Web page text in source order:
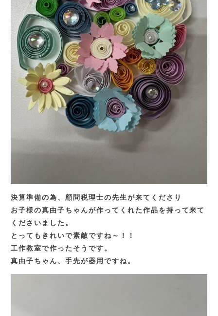
決算準備の為、顧問税理士の先生が来てくださり
お子様の真由子ちゃんが作ってくれた作品を持って来て
くださいました。
とってもきれいで素敵ですね～！！
工作教室で作ったそうです。
真由子ちゃん、手先が器用ですね。